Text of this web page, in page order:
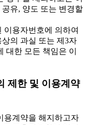
유, 양도 또는 변경할
용자번호에 의하여
의 과실 또는 제3자
대한 모든 책임은 이
제한 및 이용계약
계약을 해지하고자